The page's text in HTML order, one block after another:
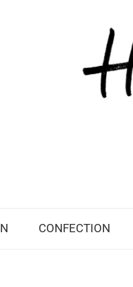
CONFECTION